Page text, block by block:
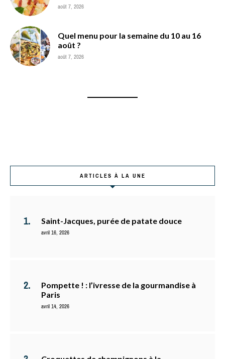
août 7, 2026
Quel menu pour la semaine du 10 au 16
août ?
août 7, 2026
ARTICLES À LA UNE
Saint-Jacques, purée de patate douce
avril 16, 2026
Pompette ! : l’ivresse de la gourmandise à
Paris
avril 14, 2026